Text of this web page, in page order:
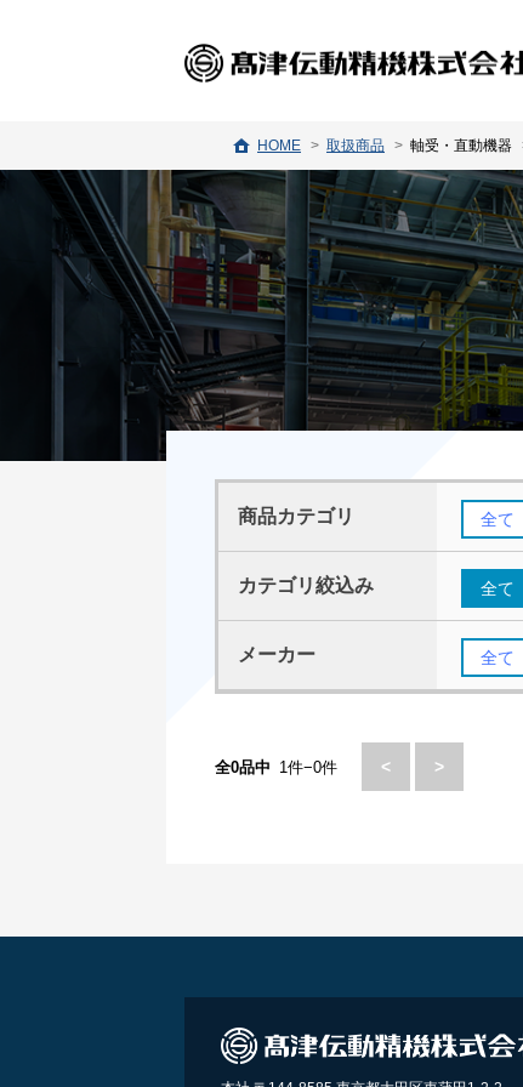
HOME 取扱商品 軸受・直動機器
商品カテゴリ 全て
カテゴリ絞込み 全て
メーカー 全て
全0品中 1件−0件 < >